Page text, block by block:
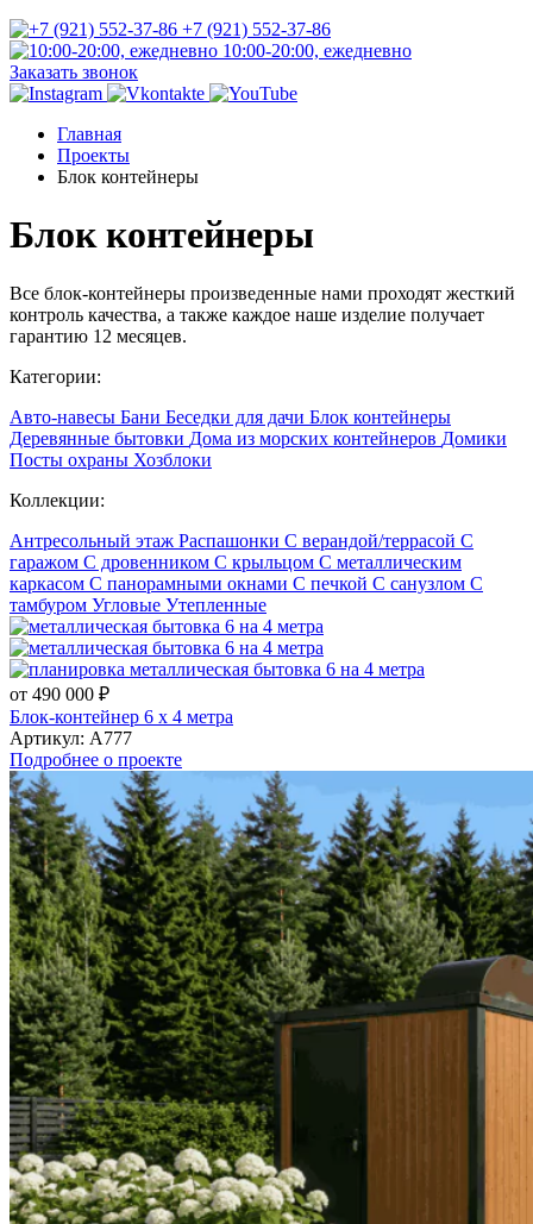
+7 (921) 552-37-86
10:00-20:00, ежедневно
Заказать звонок
Главная
Проекты
Блок контейнеры
Блок контейнеры
Все блок-контейнеры произведенные нами проходят жесткий
контроль качества, а также каждое наше изделие получает
гарантию 12 месяцев.
Категории:
Авто-навесы Бани Беседки для дачи Блок контейнеры
Деревянные бытовки Дома из морских контейнеров Домики
Посты охраны Хозблоки
Коллекции:
Антресольный этаж Распашонки С верандой/террасой С
гаражом С дровенником С крыльцом С металлическим
каркасом С панорамными окнами С печкой С санузлом С
тамбуром Угловые Утепленные
от 490 000 ₽
Блок-контейнер 6 х 4 метра
Артикул: А777
Подробнее о проекте